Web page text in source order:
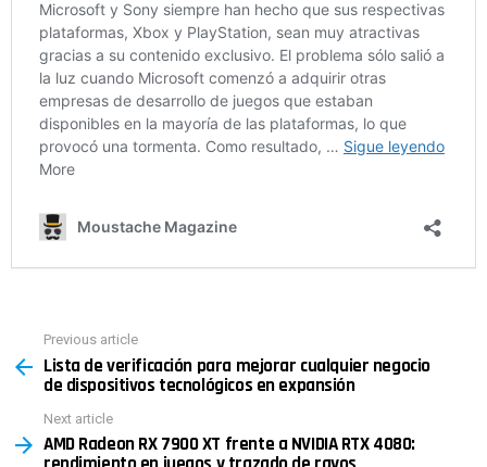
more
Previous article
Lista de verificación para mejorar cualquier negocio
de dispositivos tecnológicos en expansión
Next article
AMD Radeon RX 7900 XT frente a NVIDIA RTX 4080: